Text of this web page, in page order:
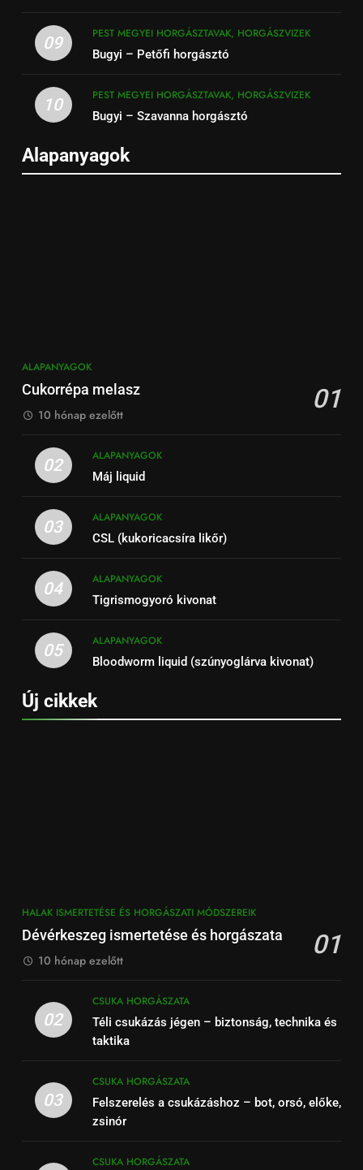
09
PEST MEGYEI HORGÁSZTAVAK, HORGÁSZVIZEK
Bugyi – Petőfi horgásztó
10
PEST MEGYEI HORGÁSZTAVAK, HORGÁSZVIZEK
Bugyi – Szavanna horgásztó
Alapanyagok
ALAPANYAGOK
Cukorrépa melasz 01
10 hónap ezelőtt
02
ALAPANYAGOK
Máj liquid
03
ALAPANYAGOK
CSL (kukoricacsíra likőr)
04
ALAPANYAGOK
Tigrismogyoró kivonat
05
ALAPANYAGOK
Bloodworm liquid (szúnyoglárva kivonat)
Új cikkek
HALAK ISMERTETÉSE ÉS HORGÁSZATI MÓDSZEREIK
Dévérkeszeg ismertetése és horgászata 01
10 hónap ezelőtt
02
CSUKA HORGÁSZATA
Téli csukázás jégen – biztonság, technika és
taktika
03
CSUKA HORGÁSZATA
Felszerelés a csukázáshoz – bot, orsó, előke,
zsinór
CSUKA HORGÁSZATA